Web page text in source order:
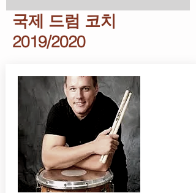
국제 드럼 코치
2019/2020